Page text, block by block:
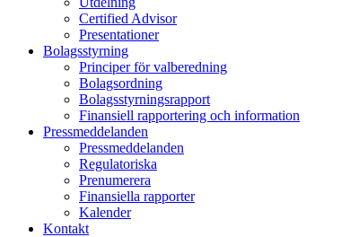
Certified Advisor
Presentationer
Bolagsstyrning
Principer för valberedning
Bolagsordning
Bolagsstyrningsrapport
Finansiell rapportering och information
Pressmeddelanden
Pressmeddelanden
Regulatoriska
Prenumerera
Finansiella rapporter
Kalender
Kontakt